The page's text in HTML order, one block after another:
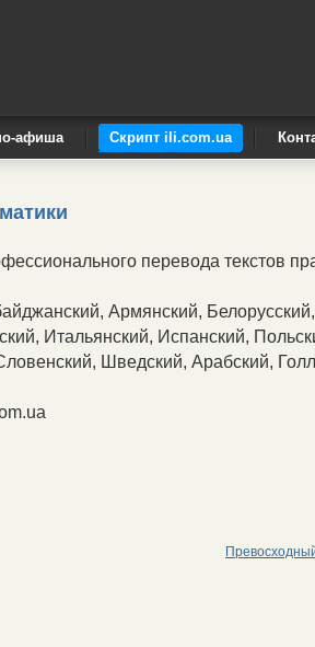
афиша Скрипт ili.com.ua
перевода текстов
Армянский,
Итальянский, Испанский,
Шведский, Арабский,